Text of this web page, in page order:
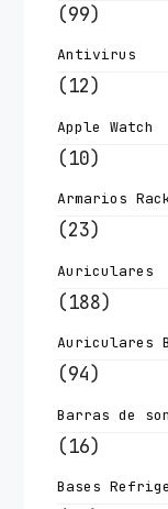
(99)
Antivirus
(12)
Apple Watch
(10)
Armarios
(23)
Auriculares
(188)
Auriculares
(94)
Barras de
(16)
Bases